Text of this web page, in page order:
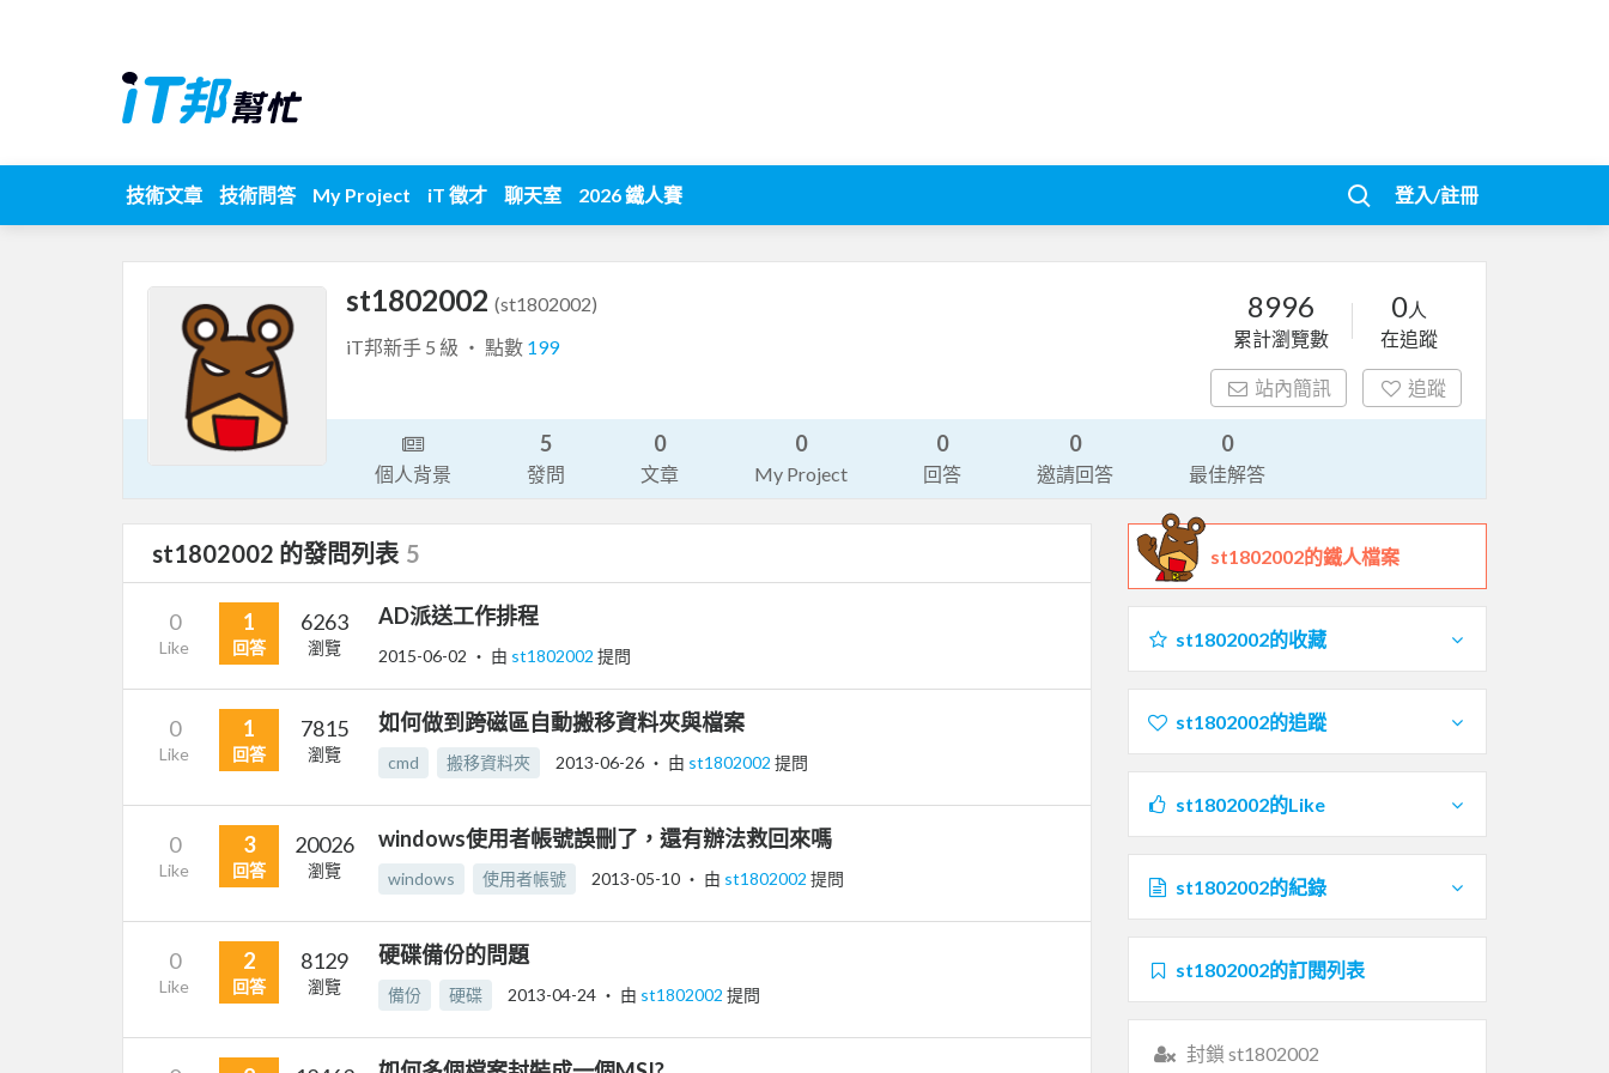
技術文章 技術問答 My Project iT 徵才 聊天室 2026 鐵人賽 登入/註冊
st1802002 (st1802002)
iT邦新手 5 級 ‧ 點數 199
8996
累計瀏覽數
0人
在追蹤
站內簡訊 追蹤
個人背景
5
發問
0
文章
0
My Project
0
回答
0
邀請回答
0
最佳解答
st1802002 的發問列表 5
0
Like
1
回答
6263
瀏覽
AD派送工作排程
2015-06-02 ‧ 由 st1802002 提問
0
Like
1
回答
7815
瀏覽
如何做到跨磁區自動搬移資料夾與檔案
cmd 搬移資料夾 2013-06-26 ‧ 由 st1802002 提問
0
Like
3
回答
20026
瀏覽
windows使用者帳號誤刪了，還有辦法救回來嗎
windows 使用者帳號 2013-05-10 ‧ 由 st1802002 提問
0
Like
2
回答
8129
瀏覽
硬碟備份的問題
備份 硬碟 2013-04-24 ‧ 由 st1802002 提問
st1802002的鐵人檔案
st1802002的收藏
st1802002的追蹤
st1802002的Like
st1802002的紀錄
st1802002的訂閱列表
封鎖 st1802002